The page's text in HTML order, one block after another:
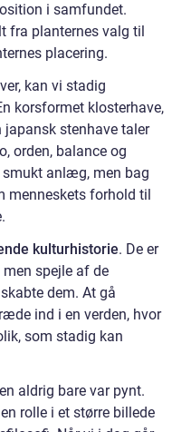
i samfundet.
fra planternes valg til
placering.
kan vi stadig
korsformet klosterhave,
stenhave taler
orden, balance og
anlæg, men bag
forhold til
kulturhistorie. De er
spejle af de
dem. At gå
ind i en verden, hvor
som stadig kan
aldrig bare var pynt.
rolle i et større billede